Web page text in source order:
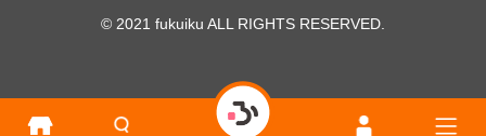
© 2021 fukuiku ALL RIGHTS RESERVED.